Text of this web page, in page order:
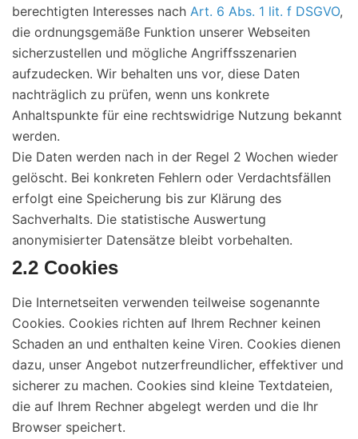
berechtigten Interesses nach Art. 6 Abs. 1 lit. f DSGVO,
die ordnungsgemäße Funktion unserer Webseiten
sicherzustellen und mögliche Angriffsszenarien
aufzudecken. Wir behalten uns vor, diese Daten
nachträglich zu prüfen, wenn uns konkrete
Anhaltspunkte für eine rechtswidrige Nutzung bekannt
werden.
Die Daten werden nach in der Regel 2 Wochen wieder
gelöscht. Bei konkreten Fehlern oder Verdachtsfällen
erfolgt eine Speicherung bis zur Klärung des
Sachverhalts. Die statistische Auswertung
anonymisierter Datensätze bleibt vorbehalten.
2.2 Cookies
Die Internetseiten verwenden teilweise sogenannte
Cookies. Cookies richten auf Ihrem Rechner keinen
Schaden an und enthalten keine Viren. Cookies dienen
dazu, unser Angebot nutzerfreundlicher, effektiver und
sicherer zu machen. Cookies sind kleine Textdateien,
die auf Ihrem Rechner abgelegt werden und die Ihr
Browser speichert.